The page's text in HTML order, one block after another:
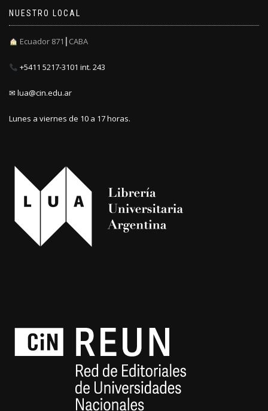
NUESTRO LOCAL
Ecuador 871┃CABA
+5411 5217-3101 int. 243
✉ lua@cin.edu.ar
Lunes a viernes de 10 a 17 horas.